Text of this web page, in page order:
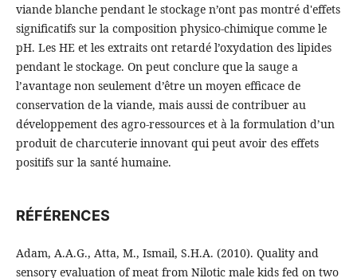
viande blanche pendant le stockage n’ont pas montré d'effets
significatifs sur la composition physico-chimique comme le
pH. Les HE et les extraits ont retardé l’oxydation des lipides
pendant le stockage. On peut conclure que la sauge a
l’avantage non seulement d’être un moyen efficace de
conservation de la viande, mais aussi de contribuer au
développement des agro-ressources et à la formulation d’un
produit de charcuterie innovant qui peut avoir des effets
positifs sur la santé humaine.
RÉFÉRENCES
Adam, A.A.G., Atta, M., Ismail, S.H.A. (2010). Quality and
sensory evaluation of meat from Nilotic male kids fed on two